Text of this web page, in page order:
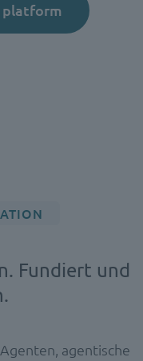
Fundiert und
agentische